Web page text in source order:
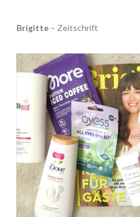
Brigitte– Zeitschrift